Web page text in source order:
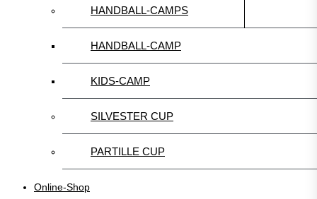
HANDBALL-CAMPS
HANDBALL-CAMP
KIDS-CAMP
SILVESTER CUP
PARTILLE CUP
Online-Shop